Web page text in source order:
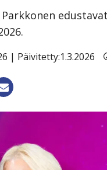
| Päivitetty:1.3.2026